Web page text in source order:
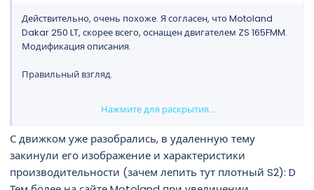
Действительно, очень похоже. Я согласен, что Motoland
Dakar 250 LT, скорее всего, оснащен двигателем ZS 165FMM.
Модификация описания.
Правильный взгляд.
Нажмите для раскрытия...
С движком уже разобрались, в удаленную тему
закинули его изображение и характеристики
производительности (зачем лепить тут плотный S2): D